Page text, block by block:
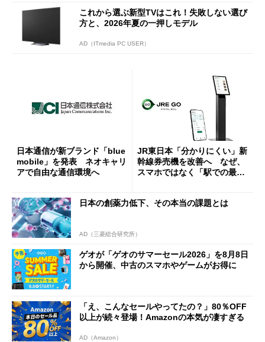
これから選ぶ新型TVはこれ！失敗しない選び
方と、2026年夏の一押しモデル
AD（ITmedia PC USER）
日本通信が新ブランド「blue
mobile」を発表 ネオキャリ
アで自由な通信環境へ
JR東日本「分かりにくい」新
幹線券売機を改善へ なぜ、
スマホではなく「駅での最短
日本の創薬力低下、その本当の課題とは
AD（三菱総合研究所）
ゲオが「ゲオのサマーセール2026」を8月8日
から開催、中古のスマホやゲームがお得に
「え、こんなセールやってたの？」80％OFF
以上が続々登場！Amazonの本気が凄すぎる
AD（Amazon）